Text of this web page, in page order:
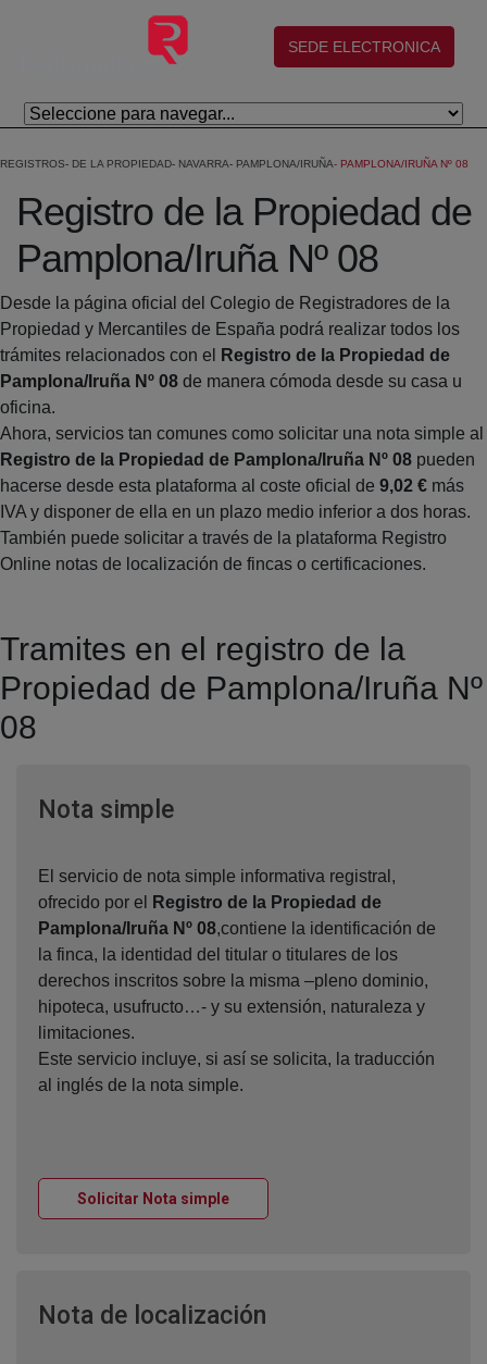
Skip to Main Content
(abre en nueva ventana)
SEDE ELECTRONICA
REGISTROS DE LA PROPIEDAD NAVARRA PAMPLONA/IRUÑA PAMPLONA/IRUÑA Nº 08
Registro de la Propiedad de
Pamplona/Iruña Nº 08
Desde la página oficial del Colegio de Registradores de la
Propiedad y Mercantiles de España podrá realizar todos los
trámites relacionados con el
Registro de la Propiedad de
Pamplona/Iruña Nº 08 de manera cómoda desde su casa u
oficina.
Ahora, servicios tan comunes como solicitar una nota simple al
Registro de la Propiedad de Pamplona/Iruña Nº 08 pueden
hacerse desde esta plataforma al coste oficial de 9,02 € más
IVA y disponer de ella en un plazo medio inferior a dos horas.
También puede solicitar a través de la plataforma Registro
Online notas de localización de fincas o certificaciones.
Tramites en el registro de la
Propiedad de Pamplona/Iruña Nº
08
Nota simpleVentana nueva
El servicio de nota simple informativa registral,
ofrecido por el
Registro de la Propiedad de
Pamplona/Iruña Nº 08,contiene la identificación de
la finca, la identidad del titular o titulares de los
derechos inscritos sobre la misma –pleno dominio,
hipoteca, usufructo…- y su extensión, naturaleza y
limitaciones.
Este servicio incluye, si así se solicita, la traducción
al inglés de la nota simple.
Solicitar Nota simpleVentana nueva
Nota de localización